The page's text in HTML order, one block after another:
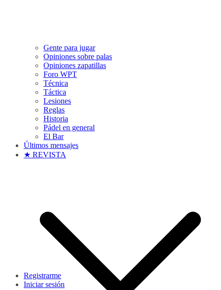
Gente para jugar
Opiniones sobre palas
Opiniones zapatillas
Foro WPT
Técnica
Táctica
Lesiones
Reglas
Historia
Pádel en general
El Bar
Últimos mensajes
★ REVISTA
Registrarme
Iniciar sesión